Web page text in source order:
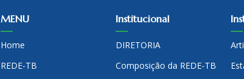
MENU
Home
REDE-TB
Institucional
DIRETORIA
Composição da REDE-TB